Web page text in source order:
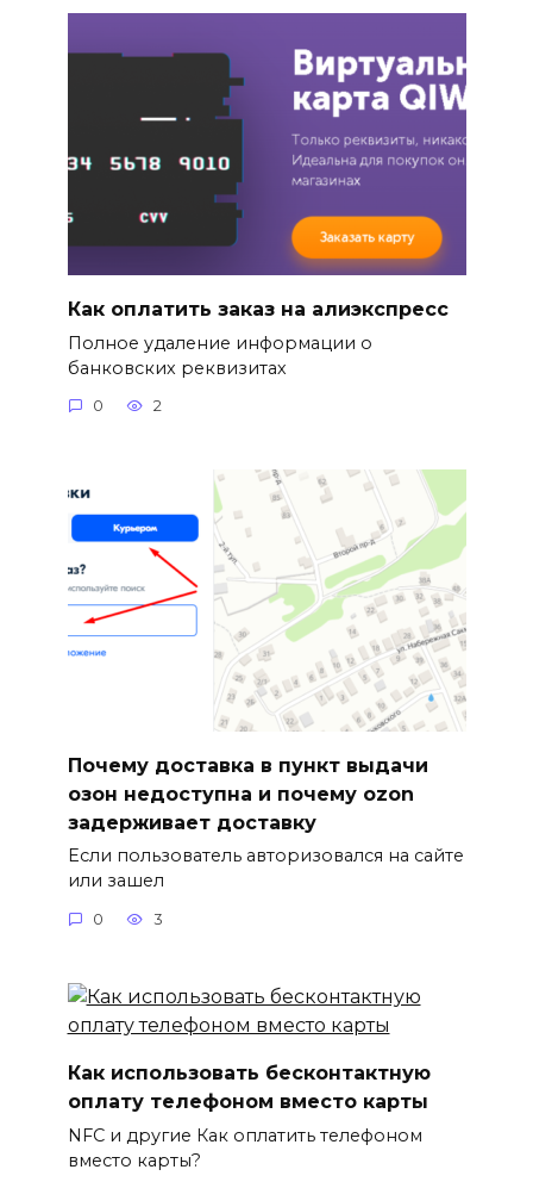
Как оплатить заказ на алиэкспресс
Полное удаление информации о
банковских реквизитах
0 2
Почему доставка в пункт выдачи
озон недоступна и почему ozon
задерживает доставку
Если пользователь авторизовался на сайте
или зашел
0 3
Как использовать бесконтактную
оплату телефоном вместо карты
NFC и другие Как оплатить телефоном
вместо карты?